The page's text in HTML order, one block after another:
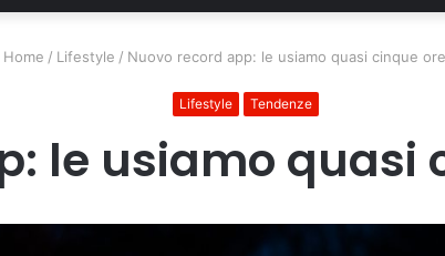
Home / Lifestyle / Nuovo record app: le usiamo quasi cinque
Lifestyle Tendenze
le usiamo quasi